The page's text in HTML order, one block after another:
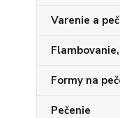
Varenie a
Formy na
Pečenie